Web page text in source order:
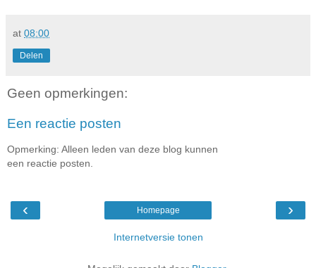
at 08:00
Delen
Geen opmerkingen:
Een reactie posten
Opmerking: Alleen leden van deze blog kunnen
een reactie posten.
‹ ›
Homepage
Internetversie tonen